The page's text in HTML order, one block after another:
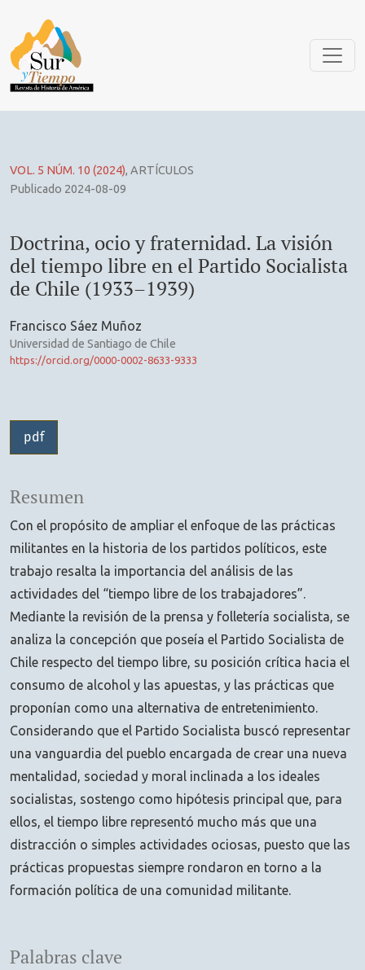
VOL. 5 NÚM. 10 (2024), ARTÍCULOS
Doctrina, ocio y fraternidad. La visión
del tiempo libre en el Partido Socialista
de Chile (1933–1939)
Publicado 2024-08-09
Francisco Sáez Muñoz
Universidad de Santiago de Chile
https://orcid.org/0000-0002-8633-9333
pdf
Palabras clave
Resumen
Con el propósito de ampliar el enfoque de las prácticas
militantes en la historia de los partidos políticos, este
trabajo resalta la importancia del análisis de las
actividades del “tiempo libre de los trabajadores”.
Mediante la revisión de la prensa y folletería socialista, se
analiza la concepción que poseía el Partido Socialista de
Chile respecto del tiempo libre, su posición crítica hacia el
consumo de alcohol y las apuestas, y las prácticas que
proponían como una alternativa de entretenimiento.
Considerando que el Partido Socialista buscó representar
una vanguardia del pueblo encargada de crear una nueva
mentalidad, sociedad y moral inclinada a los ideales
socialistas, sostengo como hipótesis principal que, para
ellos, el tiempo libre representó mucho más que una
distracción o simples actividades ociosas, puesto que las
prácticas propuestas siempre rondaron en torno a la
formación política de una comunidad militante.